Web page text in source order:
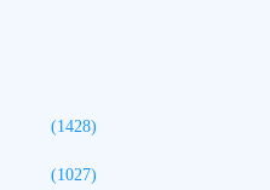
(1428)
(1027)